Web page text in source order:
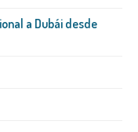
a Dubái desde